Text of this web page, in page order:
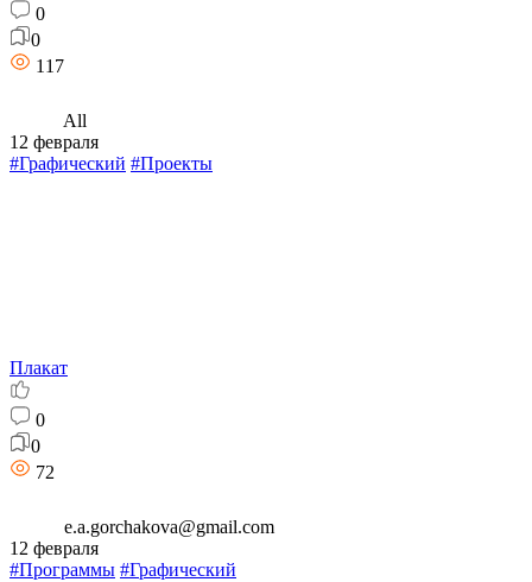
0
0
117
All
12 февраля
#Графический #Проекты
Плакат
0
0
72
e.a.gorchakova@gmail.com
12 февраля
#Программы #Графический